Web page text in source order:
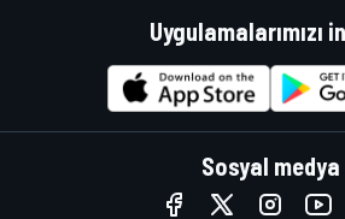
Uygulamalarımızı
Sosyal medya